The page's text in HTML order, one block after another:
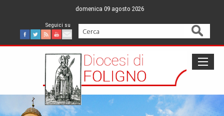
content
domenica 09 agosto 2026
Facebook
Twitter
FeedYoutube
Mail
Cerca